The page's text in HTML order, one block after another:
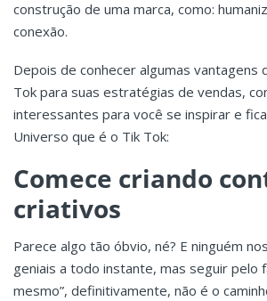
construção de uma marca, como:
conexão.
Depois de conhecer algumas vantagens
Tok para suas estratégias de vendas,
interessantes para você se inspirar e
Universo que é o Tik Tok:
Comece criando
criativos
Parece algo tão óbvio, né? E ninguém
geniais a todo instante, mas seguir pelo
mesmo”, definitivamente, não é o